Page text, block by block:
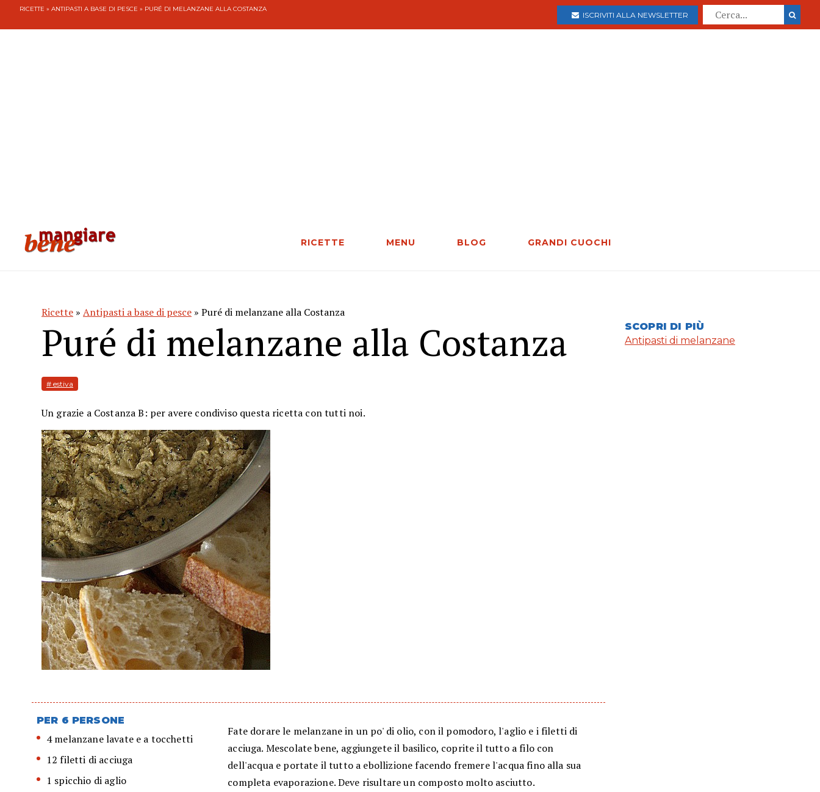
RICETTE » ANTIPASTI A BASE DI PESCE » PURÉ DI MELANZANE ALLA COSTANZA
ISCRIVITI ALLA NEWSLETTER
RICETTE MENU BLOG GRANDI CUOCHI
Ricette » Antipasti a base di pesce » Puré di melanzane alla Costanza
Puré di melanzane alla Costanza
# estiva
Un grazie a Costanza B: per avere condiviso questa ricetta con tutti noi.
PER 6 PERSONE
4 melanzane lavate e a tocchetti
12 filetti di acciuga
1 spicchio di aglio
Fate dorare le melanzane in un po' di olio, con il pomodoro, l'aglio e i filetti di
acciuga. Mescolate bene, aggiungete il basilico, coprite il tutto a filo con
dell'acqua e portate il tutto a ebollizione facendo fremere l'acqua fino alla sua
completa evaporazione. Deve risultare un composto molto asciutto.
SCOPRI DI PIÙ
Antipasti di melanzane